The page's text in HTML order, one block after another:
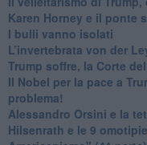
​Karen Horney e il ponte
​I bulli vanno isolati
L’invertebrata von der
Trump soffre, la Corte
​Il Nobel per la pace a
problema!
​Alessandro Orsini e la
​Hilsenrath e le 9